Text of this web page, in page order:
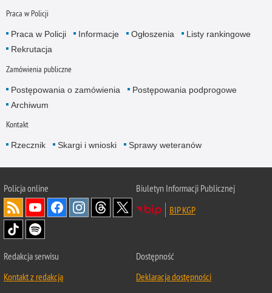
Praca w Policji
Praca w Policji Informacje Ogłoszenia
Listy rankingowe
Rekrutacja
Zamówienia publiczne
Postępowania o zamówienia
Postępowania podprogowe
Archiwum
Kontakt
Rzecznik Skargi i wnioski Sprawy weteranów
Policjaonline
Biuletyn Informacji Publicznej
BIP KGP
Redakcja serwisu
Kontakt z redakcją
Dostępność
Deklaracja dostępności